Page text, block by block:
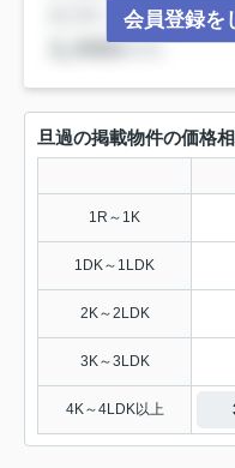
会員登録を
旦過の掲載物件の価格
1R～1K
1DK～1LDK
2K～2LDK
3K～3LDK
4K～4LDK以上